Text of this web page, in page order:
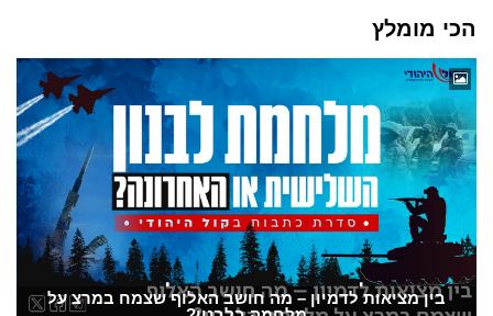
הכי מומלץ
בין מציאות לדמיון – מה חושב האלוף שצמח במרצ על